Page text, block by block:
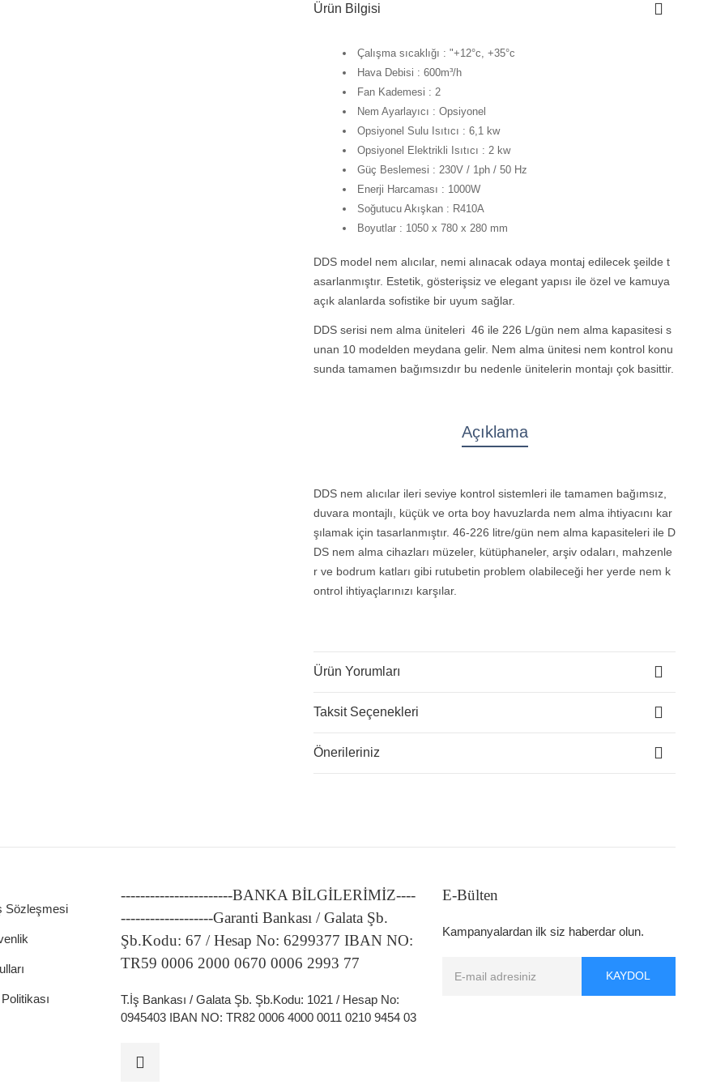
Ürün Bilgisi
Çalışma sıcaklığı : "+12°c, +35°c
Hava Debisi : 600m³/h
Fan Kademesi : 2
Nem Ayarlayıcı : Opsiyonel
Opsiyonel Sulu Isıtıcı : 6,1 kw
Opsiyonel Elektrikli Isıtıcı : 2 kw
Güç Beslemesi : 230V / 1ph / 50 Hz
Enerji Harcaması : 1000W
Soğutucu Akışkan : R410A
Boyutlar : 1050 x 780 x 280 mm
DDS model nem alıcılar, nemi alınacak odaya montaj edilecek şeilde t
asarlanmıştır. Estetik, gösterişsiz ve elegant yapısı ile özel ve kamuya
açık alanlarda sofistike bir uyum sağlar.
DDS serisi nem alma üniteleri 46 ile 226 L/gün nem alma kapasitesi s
unan 10 modelden meydana gelir. Nem alma ünitesi nem kontrol konu
sunda tamamen bağımsızdır bu nedenle ünitelerin montajı çok basittir.
Açıklama
DDS nem alıcılar ileri seviye kontrol sistemleri ile tamamen bağımsız,
duvara montajlı, küçük ve orta boy havuzlarda nem alma ihtiyacını kar
şılamak için tasarlanmıştır. 46-226 litre/gün nem alma kapasiteleri ile D
DS nem alma cihazları müzeler, kütüphaneler, arşiv odaları, mahzenle
r ve bodrum katları gibi rutubetin problem olabileceği her yerde nem k
ontrol ihtiyaçlarınızı karşılar.
Ürün Yorumları
Taksit Seçenekleri
Önerileriniz
Sözleşmesi
-----------------------BANKA BİLGİLERİMİZ----
-------------------Garanti Bankası / Galata Şb.
Şb.Kodu: 67 / Hesap No: 6299377 IBAN NO:
TR59 0006 2000 0670 0006 2993 77
T.İş Bankası / Galata Şb. Şb.Kodu: 1021 / Hesap No:
0945403 IBAN NO: TR82 0006 4000 0011 0210 9454 03
E-Bülten
Kampanyalardan ilk siz haberdar olun.
KAYDOL